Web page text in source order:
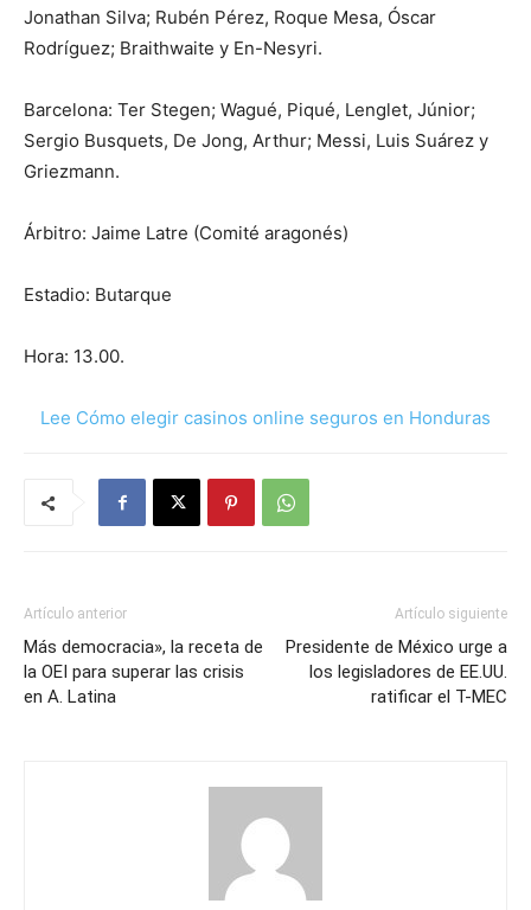
Jonathan Silva; Rubén Pérez, Roque Mesa, Óscar
Rodríguez; Braithwaite y En-Nesyri.
Barcelona: Ter Stegen; Wagué, Piqué, Lenglet, Júnior;
Sergio Busquets, De Jong, Arthur; Messi, Luis Suárez y
Griezmann.
Árbitro: Jaime Latre (Comité aragonés)
Estadio: Butarque
Hora: 13.00.
Lee Cómo elegir casinos online seguros en Honduras
Artículo anterior
Más democracia», la receta de
la OEI para superar las crisis
en A. Latina
Artículo siguiente
Presidente de México urge a
los legisladores de EE.UU.
ratificar el T-MEC